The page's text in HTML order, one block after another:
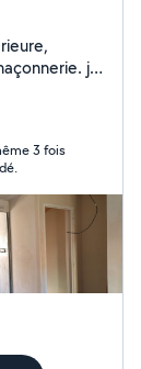
je
3 fois